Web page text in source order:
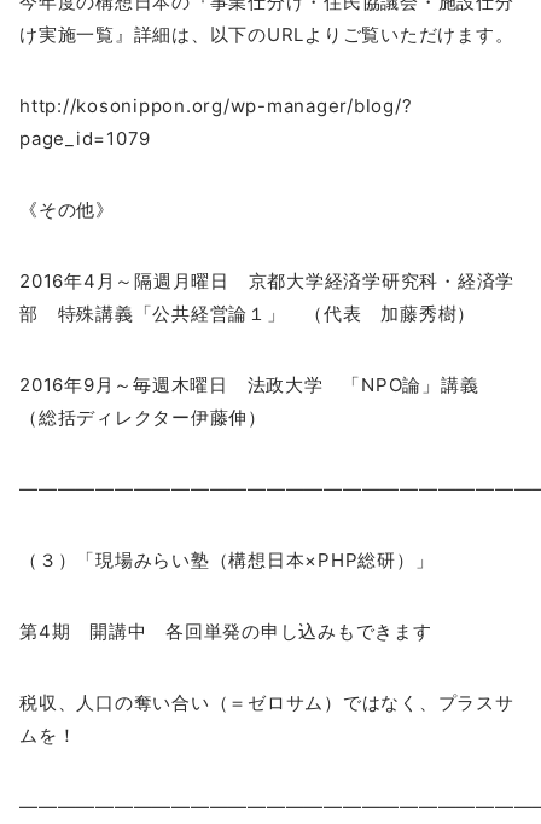
け実施一覧』詳細は、以下のURLよりご覧いただけます。
http://kosonippon.org/wp-manager/blog/?
page_id=1079
《その他》
2016年4月～隔週月曜日 京都大学経済学研究科・経済学
部 特殊講義「公共経営論１」 （代表 加藤秀樹）
2016年9月～毎週木曜日 法政大学 「NPO論」講義
（総括ディレクター伊藤伸）
（３）「現場みらい塾（構想日本×PHP総研）」
第4期 開講中 各回単発の申し込みもできます
税収、人口の奪い合い（＝ゼロサム）ではなく、プラスサ
ムを！